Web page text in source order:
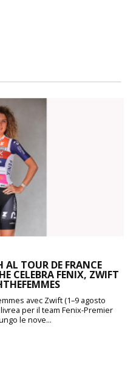
AL TOUR DE FRANCE
CELEBRA FENIX, ZWIFT
avec Zwift (1–9 agosto
per il team Fenix-Premier
le nove...